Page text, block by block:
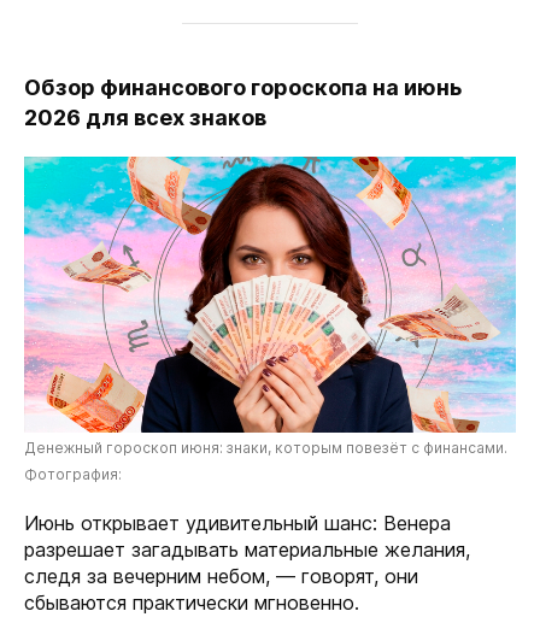
Обзор финансового гороскопа на июнь
2026 для всех знаков
Денежный гороскоп июня: знаки, которым повезёт с финансами.
Фотография:
Июнь открывает удивительный шанс: Венера
разрешает загадывать материальные желания,
следя за вечерним небом, — говорят, они
сбываются практически мгновенно.